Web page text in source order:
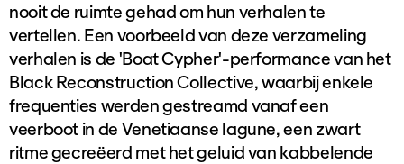
nooit de ruimte gehad om hun verhalen te
vertellen. Een voorbeeld van deze verzameling
verhalen is de 'Boat Cypher'-performance van het
Black Reconstruction Collective, waarbij enkele
frequenties werden gestreamd vanaf een
veerboot in de Venetiaanse lagune, een zwart
ritme gecreëerd met het geluid van kabbelende